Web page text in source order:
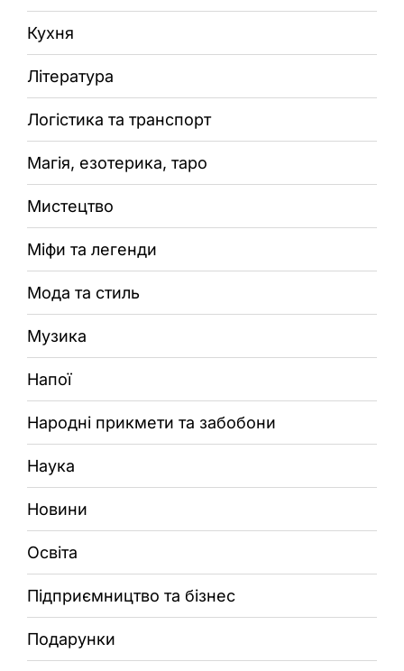
Кухня
Література
Логістика та транспорт
Магія, езотерика, таро
Мистецтво
Міфи та легенди
Мода та стиль
Музика
Напої
Народні прикмети та забобони
Наука
Новини
Освіта
Підприємництво та бізнес
Подарунки